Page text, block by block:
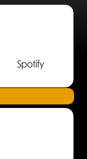
Spotify